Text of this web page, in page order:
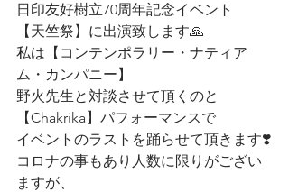
日印友好樹立70周年記念イベント
【天竺祭】に出演致します🙏
私は【コンテンポラリー・ナティア
ム・カンパニー】
野火先生と対談させて頂くのと
【Chakrika】パフォーマンスで
イベントのラストを踊らせて頂きます❣️
コロナの事もあり人数に限りがござい
ますが、